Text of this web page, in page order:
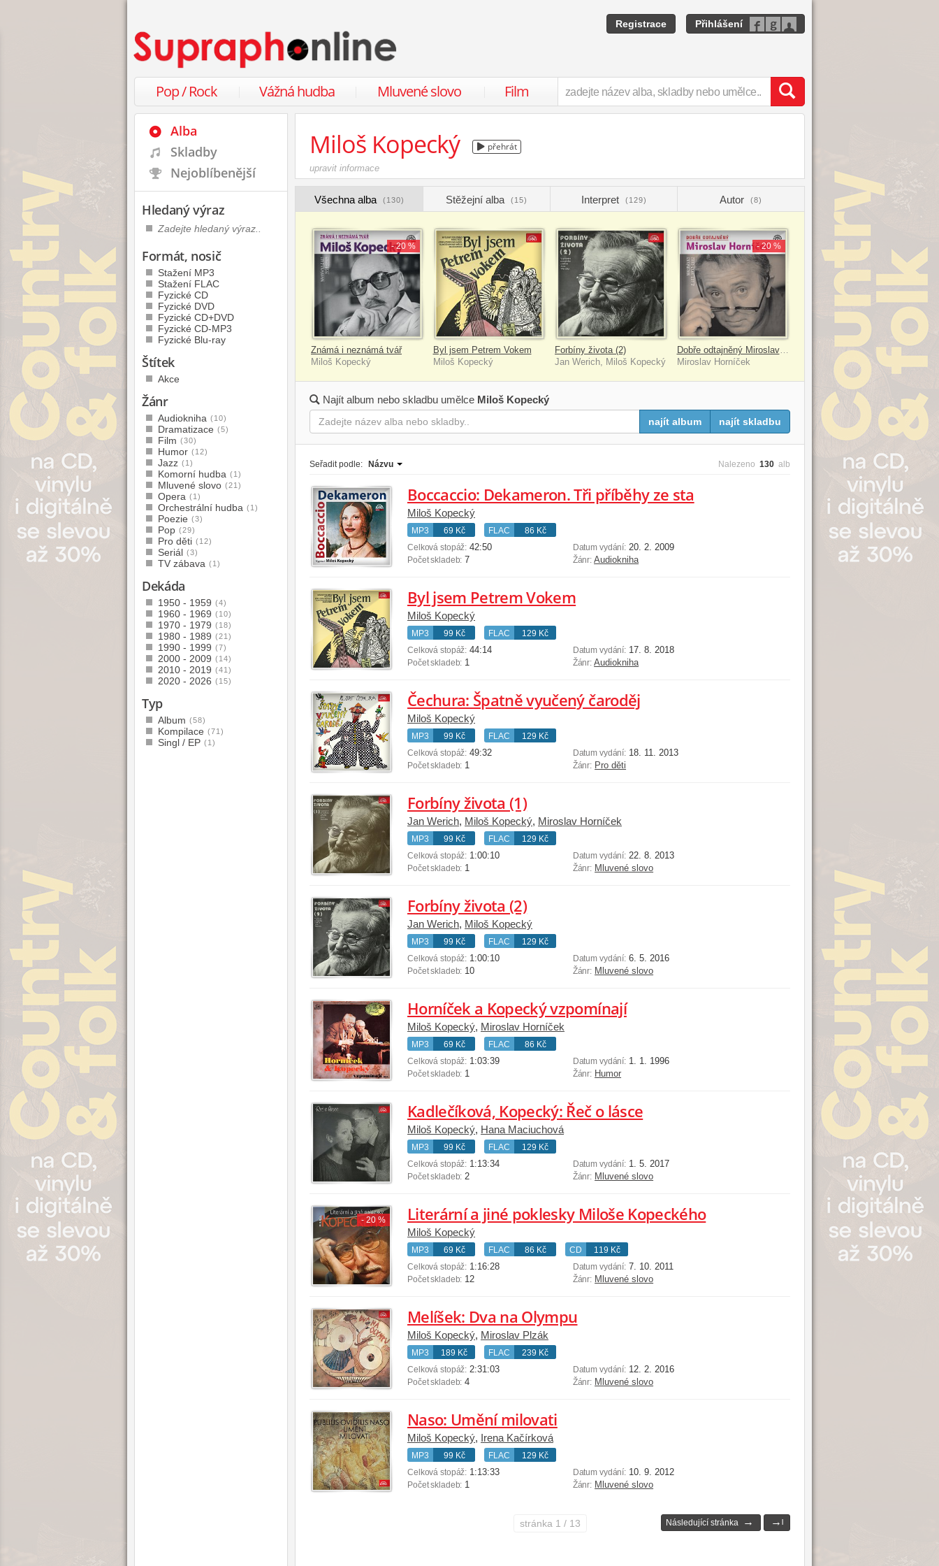
Registrace Přihlášení
Pop / Rock Vážná hudba Mluvené slovo Film
Miloš Kopecký přehrát
upravit informace
Všechna alba (130) Stěžejní alba (15) Interpret (129) Autor (8)
- 20 %
Známá i neznámá tvář
Miloš Kopecký
Byl jsem Petrem Vokem
Miloš Kopecký
Forbíny života (2)
Jan Werich, Miloš Kopecký
- 20 %
Dobře odtajněný Miroslav Horníček
Miroslav Horníček
Najít album nebo skladbu umělce Miloš Kopecký
najít album najít skladbu
Seřadit podle: Názvu Nalezeno 130 alb
Boccaccio: Dekameron. Tři příběhy ze sta
Miloš Kopecký
MP3 69 Kč FLAC
86 Kč
Celková stopáž: 42:50
Počet skladeb: 7
Datum vydání: 20. 2. 2009
Žánr: Audiokniha
Byl jsem Petrem Vokem
Miloš Kopecký
MP3 99 Kč FLAC
129 Kč
Celková stopáž: 44:14
Počet skladeb: 1
Datum vydání: 17. 8. 2018
Žánr: Audiokniha
Čechura: Špatně vyučený čaroděj
Miloš Kopecký
MP3 99 Kč FLAC
129 Kč
Celková stopáž: 49:32
Počet skladeb: 1
Datum vydání: 18. 11. 2013
Žánr: Pro děti
Forbíny života (1)
Jan Werich, Miloš Kopecký, Miroslav Horníček
MP3 99 Kč FLAC
129 Kč
Celková stopáž: 1:00:10
Počet skladeb: 1
Datum vydání: 22. 8. 2013
Žánr: Mluvené slovo
Forbíny života (2)
Jan Werich, Miloš Kopecký
MP3 99 Kč FLAC
129 Kč
Celková stopáž: 1:00:10
Počet skladeb: 10
Datum vydání: 6. 5. 2016
Žánr: Mluvené slovo
Horníček a Kopecký vzpomínají
Miloš Kopecký, Miroslav Horníček
MP3 69 Kč FLAC
86 Kč
Celková stopáž: 1:03:39
Počet skladeb: 1
Datum vydání: 1. 1. 1996
Žánr: Humor
Kadlečíková, Kopecký: Řeč o lásce
Miloš Kopecký, Hana Maciuchová
MP3 99 Kč FLAC
129 Kč
Celková stopáž: 1:13:34
Počet skladeb: 2
Datum vydání: 1. 5. 2017
Žánr: Mluvené slovo
- 20 % Literární a jiné poklesky Miloše Kopeckého
Miloš Kopecký
MP3 69 Kč FLAC 86 Kč CD
119 Kč
Celková stopáž: 1:16:28
Počet skladeb: 12
Datum vydání: 7. 10. 2011
Žánr: Mluvené slovo
Melíšek: Dva na Olympu
Miloš Kopecký, Miroslav Plzák
MP3 189 Kč FLAC
239 Kč
Celková stopáž: 2:31:03
Počet skladeb: 4
Datum vydání: 12. 2. 2016
Žánr: Mluvené slovo
Naso: Umění milovati
Miloš Kopecký, Irena Kačírková
MP3 99 Kč FLAC
129 Kč
Celková stopáž: 1:13:33
Počet skladeb: 1
Datum vydání: 10. 9. 2012
Žánr: Mluvené slovo
stránka 1 / 13 Následující stránka → →
Alba
Skladby
Nejoblíbenější
Hledaný výraz
Formát, nosič
Stažení MP3
Stažení FLAC
Fyzické CD
Fyzické DVD
Fyzické CD+DVD
Fyzické CD-MP3
Fyzické Blu-ray
Štítek
Akce
Žánr
Audiokniha (10)
Dramatizace (5)
Film (30)
Humor (12)
Jazz (1)
Komorní hudba (1)
Mluvené slovo (21)
Opera (1)
Orchestrální hudba (1)
Poezie (3)
Pop (29)
Pro děti (12)
Seriál (3)
TV zábava (1)
Dekáda
1950 - 1959 (4)
1960 - 1969 (10)
1970 - 1979 (18)
1980 - 1989 (21)
1990 - 1999 (7)
2000 - 2009 (14)
2010 - 2019 (41)
2020 - 2026 (15)
Typ
Album (58)
Kompilace (71)
Singl / EP (1)